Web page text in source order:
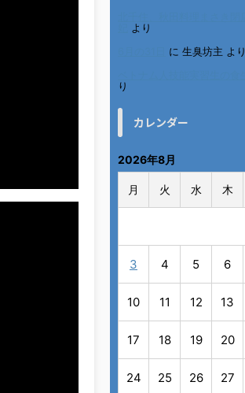
より
に 生臭坊主 より
り
カレンダー
2026年8月
月 火 水 木
3 4 5 6
10 11 12 13
17 18 19 20
24 25 26 27